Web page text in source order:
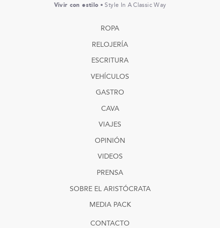
Vivir con estilo • Style In A Classic Way
ROPA
RELOJERÍA
ESCRITURA
VEHÍCULOS
GASTRO
CAVA
VIAJES
OPINIÓN
VIDEOS
PRENSA
SOBRE EL ARISTÓCRATA
MEDIA PACK
CONTACTO